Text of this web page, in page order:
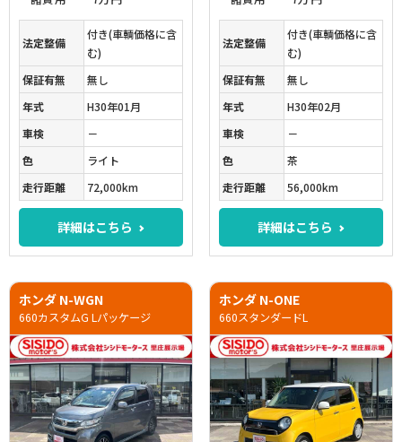
法定整備
付き(車輌価格に含
む)
保証有無
無し
年式
H30年01月
車検
－
色
ライト
走行距離
72,000km
詳細はこちら
法定整備
付き(車輌価格に含
む)
保証有無
無し
年式
H30年02月
車検
－
色
茶
走行距離
56,000km
詳細はこちら
ホンダ N-WGN
660カスタムG Lパッケージ
ホンダ N-ONE
660スタンダードL